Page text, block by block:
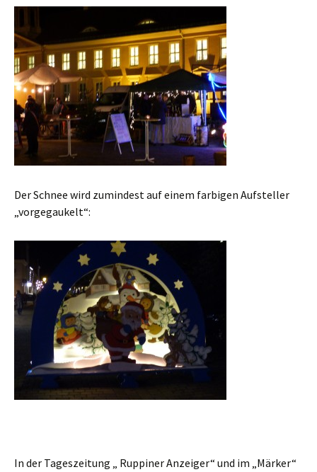
Der Schnee wird zumindest auf einem farbigen Aufsteller
„vorgegaukelt“:
In der Tageszeitung „ Ruppiner Anzeiger“ und im „Märker“